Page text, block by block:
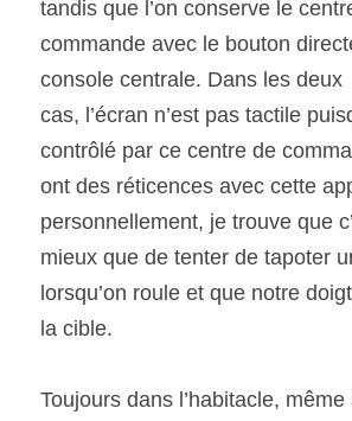
tandis que l’on conserve le
commande avec le bouton
console centrale. Dans les deux
cas, l’écran n’est pas tactile
contrôlé par ce centre de
ont des réticences avec cette
personnellement, je trouve que
mieux que de tenter de tapoter
lorsqu’on roule et que notre
la cible.
Toujours dans l’habitacle,